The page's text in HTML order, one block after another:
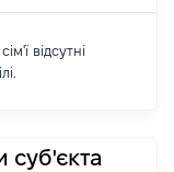
відсутні
суб'єкта